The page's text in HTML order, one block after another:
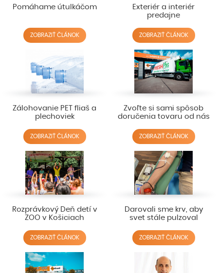
Pomáhame útulkáčom
ZOBRAZIŤ ČLÁNOK
Exteriér a interiér
predajne
ZOBRAZIŤ ČLÁNOK
Zálohovanie PET fliaš a
plechoviek
ZOBRAZIŤ ČLÁNOK
Zvoľte si sami spôsob
doručenia tovaru od nás
ZOBRAZIŤ ČLÁNOK
Rozprávkový Deň detí v
ZOO v Košiciach
ZOBRAZIŤ ČLÁNOK
Darovali sme krv, aby
svet stále pulzoval
ZOBRAZIŤ ČLÁNOK